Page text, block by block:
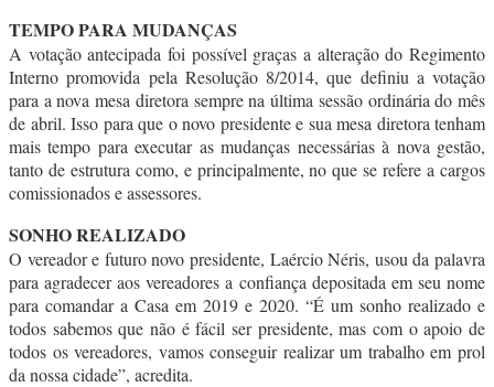
TEMPO PARA MUDANÇAS
A votação antecipada foi possível graças a alteração do Regimento
Interno promovida pela Resolução 8/2014, que definiu a votação
para a nova mesa diretora sempre na última sessão ordinária do mês
de abril. Isso para que o novo presidente e sua mesa diretora tenham
mais tempo para executar as mudanças necessárias à nova gestão,
tanto de estrutura como, e principalmente, no que se refere a cargos
comissionados e assessores.
SONHO REALIZADO
O vereador e futuro novo presidente, Laércio Néris, usou da palavra
para agradecer aos vereadores a confiança depositada em seu nome
para comandar a Casa em 2019 e 2020. “É um sonho realizado e
todos sabemos que não é fácil ser presidente, mas com o apoio de
todos os vereadores, vamos conseguir realizar um trabalho em prol
da nossa cidade”, acredita.